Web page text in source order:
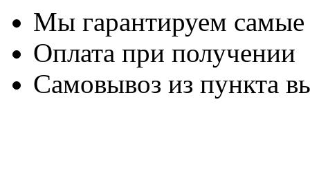
Мы гарантируем
Оплата при получении
Самовывоз из пункта